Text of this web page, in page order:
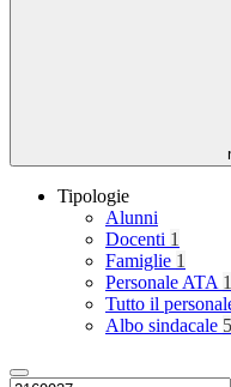
Tipologie
Alunni
Docenti 1
Famiglie 1
Personale ATA 1
Tutto il
Albo sindacale 5